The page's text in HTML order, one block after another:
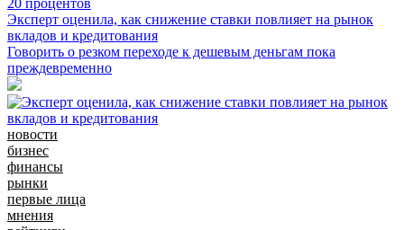
Эксперт оценила, как снижение ставки повлияет на рынок
вкладов и кредитования
Говорить о резком переходе к дешевым деньгам пока
преждевременно
новости
бизнес
финансы
рынки
первые лица
мнения